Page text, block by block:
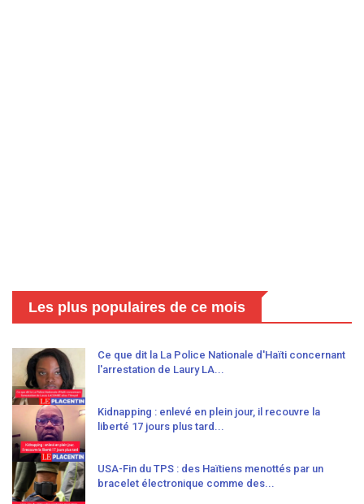
Les plus populaires de ce mois
Ce que dit la La Police Nationale d'Haïti concernant
l'arrestation de Laury LA...
Kidnapping : enlevé en plein jour, il recouvre la
liberté 17 jours plus tard...
USA-Fin du TPS : des Haïtiens menottés par un
bracelet électronique comme des...